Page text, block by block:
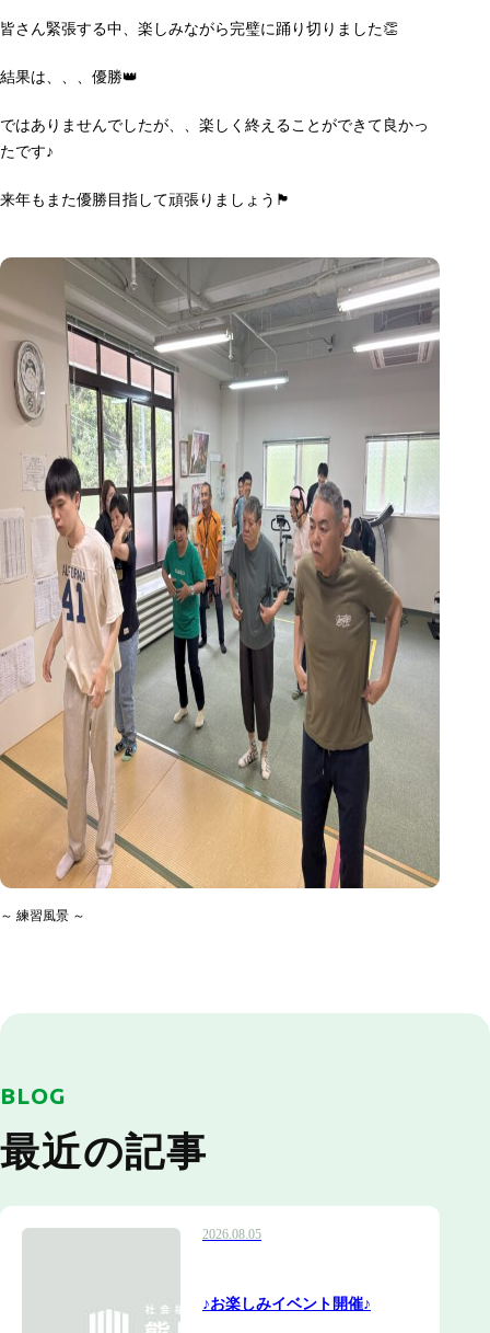
皆さん緊張する中、楽しみながら完璧に踊り切りました👏
結果は、、、優勝👑
ではありませんでしたが、、楽しく終えることができて良かっ
たです♪
来年もまた優勝目指して頑張りましょう🏴
～ 練習風景 ～
最近の記事
BLOG
♪お楽しみイベント開催♪
2026.08.05